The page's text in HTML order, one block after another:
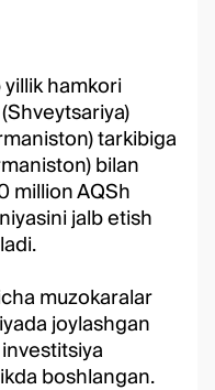
yillik hamkori
tarkibiga
bilan
million AQSh
jalb etish
muzokaralar
joylashgan
boshlangan.